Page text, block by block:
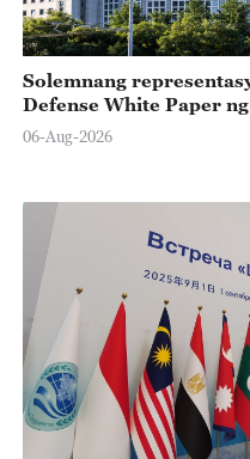
Solemnang
Defense White Paper
06-Aug-2026